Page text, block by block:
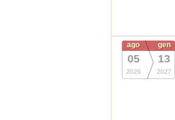
ago
05
2026
gen
13
2027